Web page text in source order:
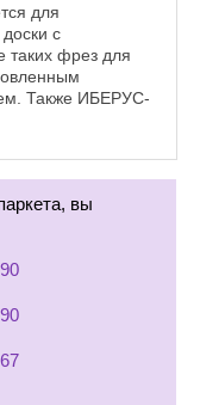
для
с
таких фрез для
Также ИБЕРУС-
вы